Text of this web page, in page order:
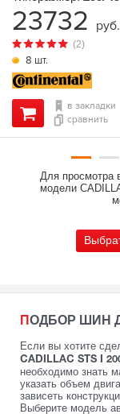
8 шт.
(2)
в закладки
сравнить
23732 руб.
Для просмотра
модели
ПОДБОР ШИН
Если вы хотите
CADILLAC STS I
необходимо знать
указать объем
зависеть
Выберите модель